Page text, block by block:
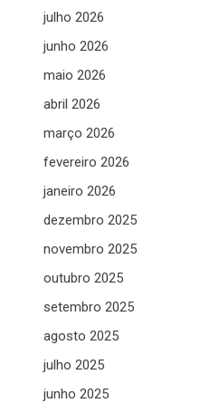
julho 2026
junho 2026
maio 2026
abril 2026
março 2026
fevereiro 2026
janeiro 2026
dezembro 2025
novembro 2025
outubro 2025
setembro 2025
agosto 2025
julho 2025
junho 2025